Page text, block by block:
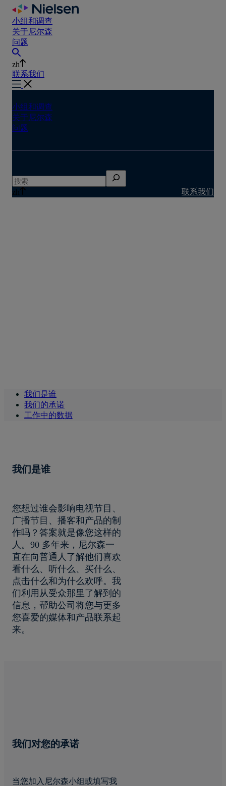
Skip
content
小组和调查
关于尼尔森
问题
zh
联系我们
小组和调查
关于尼尔森
问题
搜
索
zh
联系我们
我们是谁
我们的承诺
工作中的数据
我们是谁
您想过谁会影响电视节目、
广播节目、播客和产品的制
作吗？答案就是像您这样的
人。90 多年来，尼尔森一
直在向普通人了解他们喜欢
看什么、听什么、买什么、
点击什么和为什么欢呼。我
们利用从受众那里了解到的
信息，帮助公司将您与更多
您喜爱的媒体和产品联系起
来。
我们对您的承诺
当您加入尼尔森小组或填写我